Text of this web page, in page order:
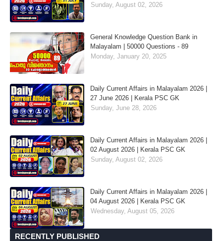
Sunday, August 02, 2026
General Knowledge Question Bank in
Malayalam | 50000 Questions - 89
Monday, January 20, 2025
Daily Current Affairs in Malayalam 2026 |
27 June 2026 | Kerala PSC GK
Sunday, June 28, 2026
Daily Current Affairs in Malayalam 2026 |
02 August 2026 | Kerala PSC GK
Sunday, August 02, 2026
Daily Current Affairs in Malayalam 2026 |
04 August 2026 | Kerala PSC GK
Wednesday, August 05, 2026
RECENTLY PUBLISHED